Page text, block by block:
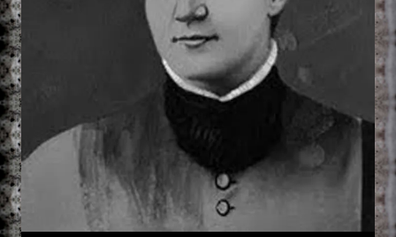
BEVERLY
ALLITT
#SHORTS